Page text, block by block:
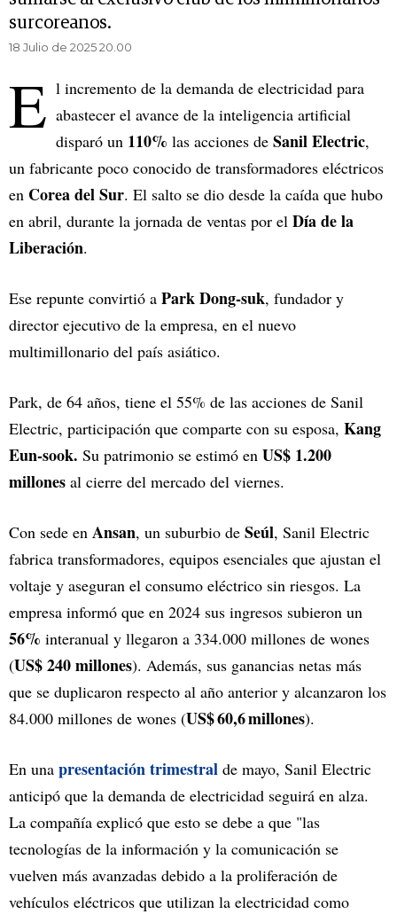
surcoreanos.
18 Julio de 2025 20.00
E l incremento de la demanda de electricidad para
abastecer el avance de la inteligencia artificial
disparó un 110% las acciones de Sanil Electric,
un fabricante poco conocido de transformadores eléctricos
en Corea del Sur. El salto se dio desde la caída que hubo
en abril, durante la jornada de ventas por el Día de la
Liberación.
Ese repunte convirtió a Park Dong-suk, fundador y
director ejecutivo de la empresa, en el nuevo
multimillonario del país asiático.
Park, de 64 años, tiene el 55% de las acciones de Sanil
Electric, participación que comparte con su esposa, Kang
Eun-sook. Su patrimonio se estimó en US$ 1.200
millones al cierre del mercado del viernes.
Con sede en Ansan, un suburbio de Seúl, Sanil Electric
fabrica transformadores, equipos esenciales que ajustan el
voltaje y aseguran el consumo eléctrico sin riesgos. La
empresa informó que en 2024 sus ingresos subieron un
56% interanual y llegaron a 334.000 millones de wones
(US$ 240 millones). Además, sus ganancias netas más
que se duplicaron respecto al año anterior y alcanzaron los
84.000 millones de wones (US$ 60,6 millones).
En una presentación trimestral de mayo, Sanil Electric
anticipó que la demanda de electricidad seguirá en alza.
La compañía explicó que esto se debe a que "las
tecnologías de la información y la comunicación se
vuelven más avanzadas debido a la proliferación de
vehículos eléctricos que utilizan la electricidad como